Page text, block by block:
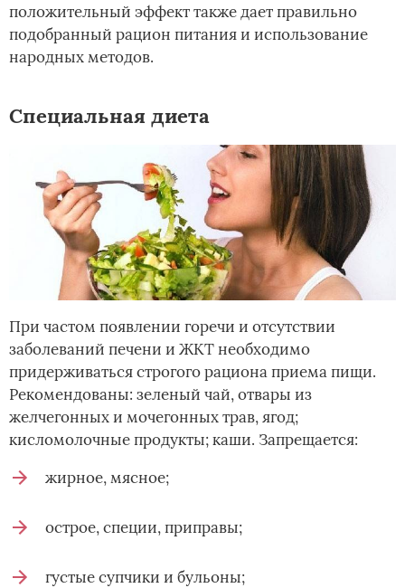
положительный эффект также дает правильно
подобранный рацион питания и использование
народных методов.
Специальная диета
При частом появлении горечи и отсутствии
заболеваний печени и ЖКТ необходимо
придерживаться строгого рациона приема пищи.
Рекомендованы: зеленый чай, отвары из
желчегонных и мочегонных трав, ягод;
кисломолочные продукты; каши. Запрещается:
жирное, мясное;
острое, специи, приправы;
густые супчики и бульоны;